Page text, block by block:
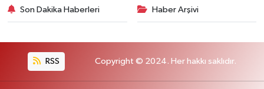
Son Dakika Haberleri Haber Arşivi
RSS Copyright © 2024. Her hakkı saklıdır.